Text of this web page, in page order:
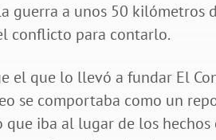
guerra a unos 50 kilómetros
conflicto para contarlo.
el que lo llevó a fundar El
se comportaba como un
que iba al lugar de los